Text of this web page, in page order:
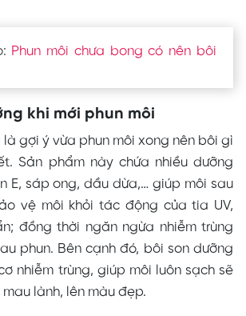
Phun môi chưa bong có nên bôi
khi mới phun môi
là gợi ý vừa phun môi xong nên bôi gì
Sản phẩm này chứa nhiều dưỡng
E, sáp ong, dầu dừa,… giúp môi sau
vệ môi khỏi tác động của tia UV,
đồng thời ngăn ngừa nhiễm trùng
phun. Bên cạnh đó, bôi son dưỡng
nhiễm trùng, giúp môi luôn sạch sẽ
lành, lên màu đẹp.